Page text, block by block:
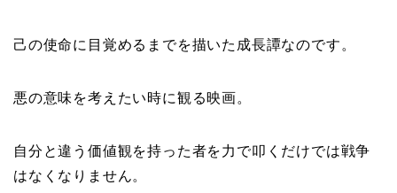
己の使命に目覚めるまでを描いた成長譚なのです。
悪の意味を考えたい時に観る映画。
自分と違う価値観を持った者を力で叩くだけでは戦争
はなくなりません。